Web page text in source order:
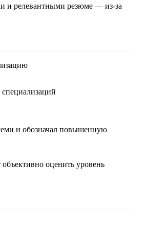
и релевантными резюме — из-за
и обозначал повышенную
оценить уровень